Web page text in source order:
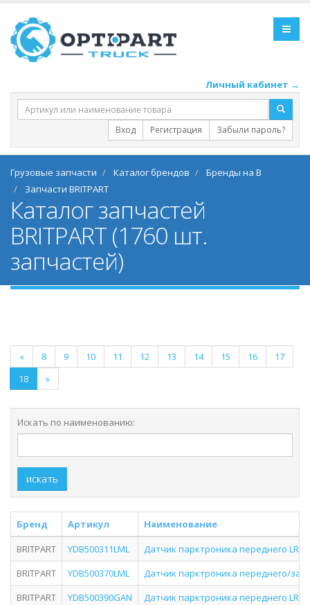
Личный кабинет →
Вход Регистрация Забыли пароль?
Грузовые запчасти Каталог брендов
Бренды на B
Запчасти BRITPART
Каталог запчастей
BRITPART (1760 шт.
запчастей)
« 8 9 10 11 12 13 14 15 16
17
18
»
Искать по наименованию:
искать
Бренд Артикул
Наименование
BRITPART
YDB500311LML
Датчик парктроника переднего LRD3,
BRITPART
YDB500370LML
Датчик парктроника переднего/
BRITPART
YDB500390GAN
Датчик парктроника переднего LRD3,